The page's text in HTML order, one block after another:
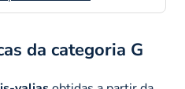
da categoria G